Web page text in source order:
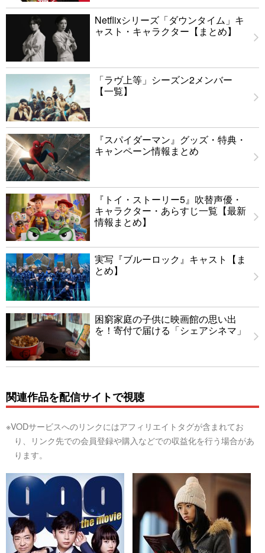
Netflixシリーズ「ダウンタイム」キ
ャスト・キャラクター【まとめ】
「ラヴ上等」シーズン2メンバー
【一覧】
『スパイダーマン』グッズ・特典・
キャンペーン情報まとめ
『トイ・ストーリー5』吹替声優・
キャラクター・あらすじ一覧【最新
情報まとめ】
実写『ブルーロック』キャスト【ま
とめ】
困窮家庭の子供に映画館の思い出
を！寄付で届ける「シェアシネマ」
関連作品を配信サイトで視聴
※VODサービスへのリンクにはアフィリエイトタグが含まれてお
り、リンク先での会員登録や購入などでの収益化を行う場合があ
ります。